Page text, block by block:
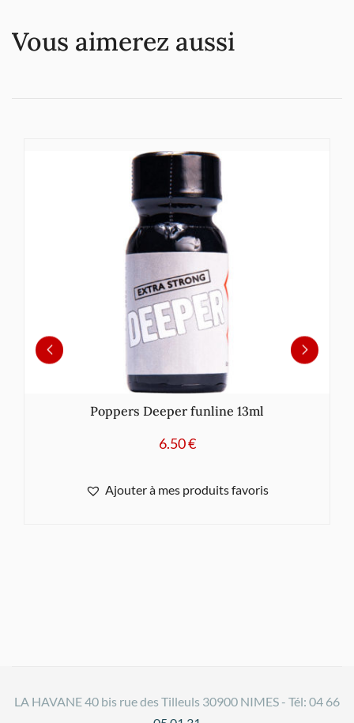
Vous aimerez aussi
Poppers Deeper funline 13ml
6.50€
Ajouter à mes produits favoris
LA HAVANE 40 bis rue des Tilleuls 30900 NIMES - Tél: 04 66